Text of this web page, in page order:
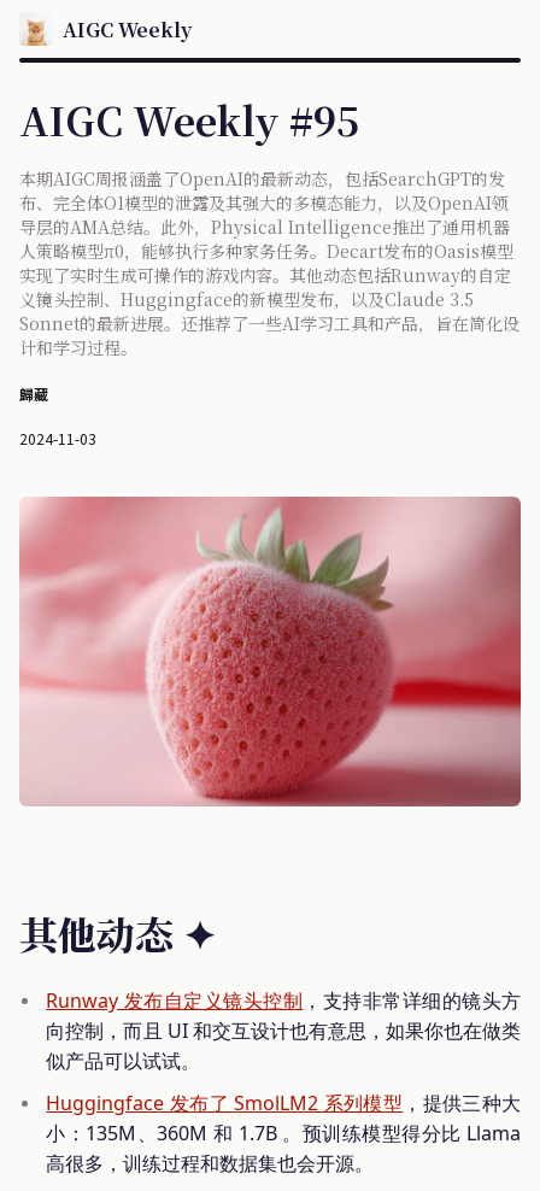
AIGC Weekly
AIGC Weekly #95
本期AIGC周报涵盖了OpenAI的最新动态，包括SearchGPT的发
布、完全体O1模型的泄露及其强大的多模态能力，以及OpenAI领
导层的AMA总结。此外，Physical Intelligence推出了通用机器
人策略模型π0，能够执行多种家务任务。Decart发布的Oasis模型
实现了实时生成可操作的游戏内容。其他动态包括Runway的自定
义镜头控制、Huggingface的新模型发布，以及Claude 3.5
Sonnet的最新进展。还推荐了一些AI学习工具和产品，旨在简化设
计和学习过程。
歸藏
2024-11-03
其他动态 ✦
Runway 发布自定义镜头控制 ，支持非常详细的镜头方
向控制，而且 UI 和交互设计也有意思，如果你也在做类
似产品可以试试。
Huggingface 发布了 SmolLM2 系列模型 ，提供三种大
小：135M、360M 和 1.7B 。预训练模型得分比 Llama
高很多，训练过程和数据集也会开源。